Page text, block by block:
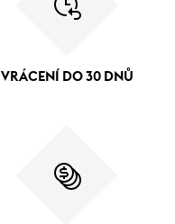
VRÁCENÍ DO 30 DNŮ